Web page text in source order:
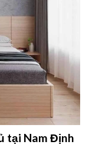
tại Nam Định